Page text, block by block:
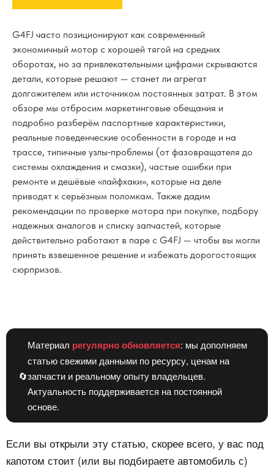
G4FJ часто позиционируют как современный
экономичный мотор с хорошей тягой на средних
оборотах, но за привлекательными цифрами скрываются
детали, которые решают — станет ли агрегат
долгожителем или источником постоянных затрат. В этом
обзоре мы отбросим маркетинговые обещания и
подробно разберём паспортные характеристики,
реальные поведенческие особенности в городе и на
трассе, типичные узлы‑проблемы (от фазовращателя до
системы охлаждения и смазки), частые ошибки при
ремонте и дешёвые «лайфхаки», которые на деле
приводят к серьёзным поломкам. Также дадим
рекомендации по проверке мотора при покупке, подбору
надежных аналогов и списку запчастей, которые
действительно работают в паре с G4FJ — чтобы вы могли
принять взвешенное решение и избежать дорогостоящих
сюрпризов.
🔄
Материал регулярно обновляется: мы дополняем
статью свежими данными по ресурсу, ценам на
запчасти и реальному опыту владельцев.
Актуальность поддерживается на постоянной
основе.
Если вы открыли эту статью, скорее всего, у вас под
капотом стоит (или вы подбираете автомобиль с)